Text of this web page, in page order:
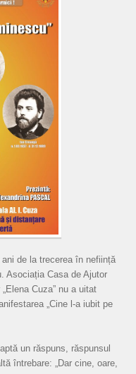
de la trecerea în neființă
Asociația Casa de Ajutor
Cuza” nu a uitat
„Cine l-a iubit pe
un răspuns, răspunsul
întrebare: „Dar cine, oare,